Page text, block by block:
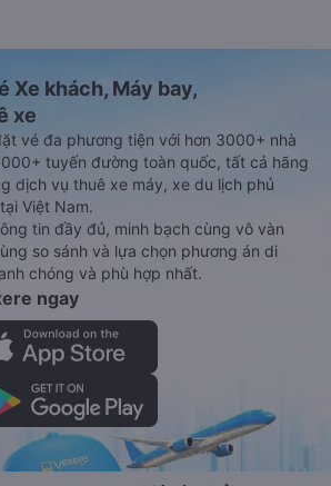
Xe khách, Máy bay,
xe
vé đa phương tiện với hơn 3000+ nhà
tuyến đường toàn quốc, tất cả hãng
dịch vụ thuê xe máy, xe du lịch phủ
Việt Nam.
tin đầy đủ, minh bạch cùng vô vàn
so sánh và lựa chọn phương án di
chóng và phù hợp nhất.
ngay